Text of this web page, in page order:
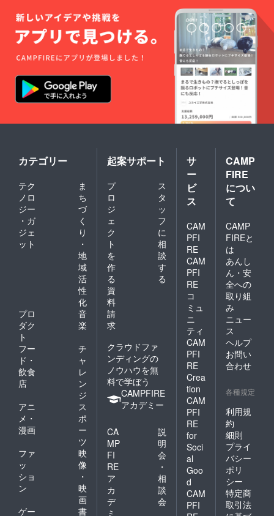
アート
で、
アー
ティス
トが選
んで
ノーク
レー
ム・
ターン
で送ら
せてい
スニー
カーサ
ズ"CM"
で教え
さい。
カテゴリー
テク
ノロ
ジー
・ガ
ジェ
ット
ま
ち
づ
く
り
・
地
域
活
性
化
プロ
ダク
ト
音
楽
フー
ド・
飲食
店
チ
ャ
レ
ン
ジ
アニ
メ・
漫画
ス
ポ
ー
ツ
ファ
ッ
ショ
ン
映
像
・
映
画
ゲー
書
起案サポート
プ
ロ
ジ
ェ
ク
ト
を
作
る
ス
タ
ッ
フ
に
相
談
す
る
資
料
請
求
クラウドファ
ンディングの
ノウハウを無
料で学ぼう
CAMPFIRE
アカデミー
CA
MP
FI
RE
ア
カ
デ
ミ
説
明
会
・
相
談
会
サ
ー
ビ
ス
CAM
PFI
RE
CAM
PFI
RE
コ
ミュ
ニ
ティ
CAM
PFI
RE
Crea
tion
CAM
PFI
RE
for
Soci
al
Goo
d
CAM
PFI
CAMP
FIRE
につい
て
CAMP
FIREと
は
あんし
ん・安
全への
取り組
み
ニュー
ス
ヘルプ
お問い
合わせ
各種規定
利用規
約
細則
プライ
バシー
ポリ
シー
特定商
取引法